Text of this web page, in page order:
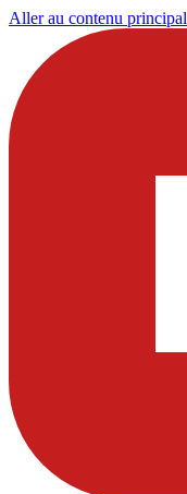
Aller au contenu principal